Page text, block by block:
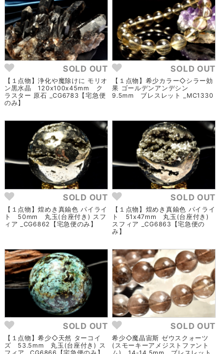
SOLD OUT
【１点物】浄化や魔除けに モリオ
ン黒水晶 120x100x45mm ク
ラスター 原石 _CG6783【宅急便
のみ】
SOLD OUT
【１点物】希少カラー◇シラー効
果 ゴールデンアンデシン
9.5mm ブレスレット _MC1330
SOLD OUT
【１点物】煌めき真鍮色 パイライ
ト 50mm 丸玉(台座付き) スフ
ィア _CG6862【宅急便のみ】
SOLD OUT
【１点物】煌めき真鍮色 パイライ
ト 51x47mm 丸玉(台座付き)
スフィア _CG6863【宅急便の
み】
SOLD OUT
【１点物】希少◇天然 ターコイ
ズ 53.5mm 丸玉(台座付き) ス
SOLD OUT
希少◇魔晶宙斯 ゼウスクォーツ
(スモーキーアメジストファント